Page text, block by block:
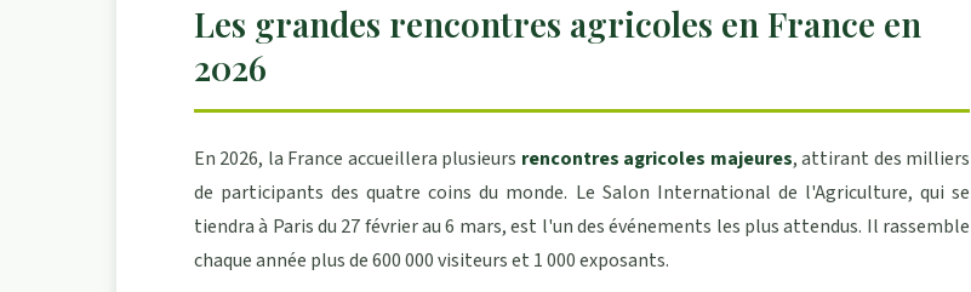
Les grandes rencontres agricoles en France en
2026
En 2026, la France accueillera plusieurs rencontres agricoles majeures, attirant des milliers
de participants des quatre coins du monde. Le Salon International de l'Agriculture, qui se
tiendra à Paris du 27 février au 6 mars, est l'un des événements les plus attendus. Il rassemble
chaque année plus de 600 000 visiteurs et 1 000 exposants.